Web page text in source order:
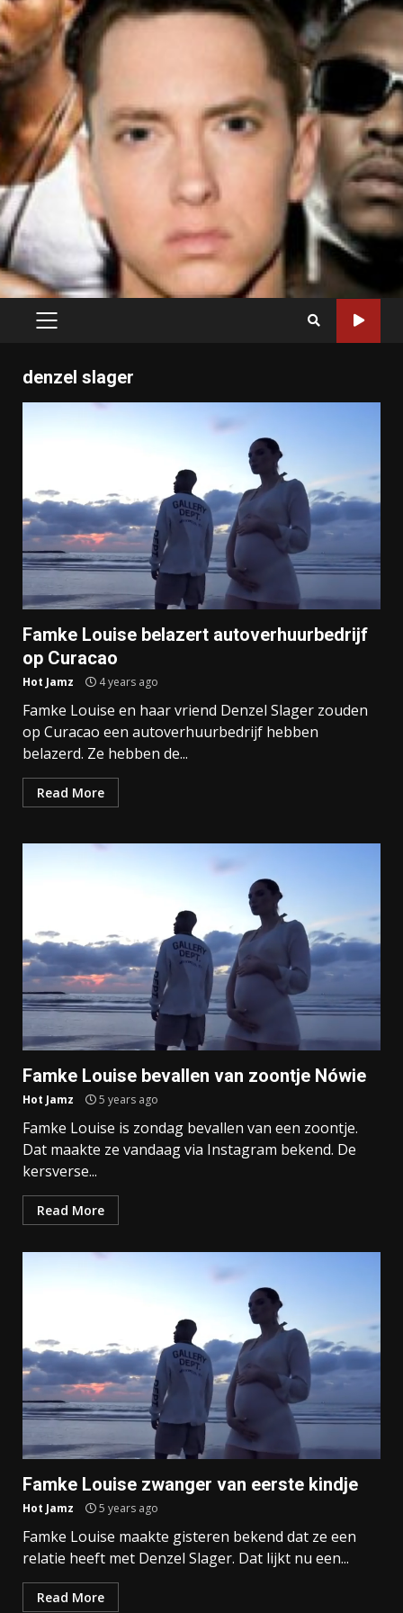
PRIMARY
denzel slager
Famke Louise belazert autoverhuurbedrijf
op Curacao
Hot Jamz 4 years ago
Famke Louise en haar vriend Denzel Slager zouden
op Curacao een autoverhuurbedrijf hebben
belazerd. Ze hebben de...
Read More
Famke Louise bevallen van zoontje Nówie
Hot Jamz 5 years ago
Famke Louise is zondag bevallen van een zoontje.
Dat maakte ze vandaag via Instagram bekend. De
kersverse...
Read More
Famke Louise zwanger van eerste kindje
Hot Jamz 5 years ago
Famke Louise maakte gisteren bekend dat ze een
relatie heeft met Denzel Slager. Dat lijkt nu een...
Read More